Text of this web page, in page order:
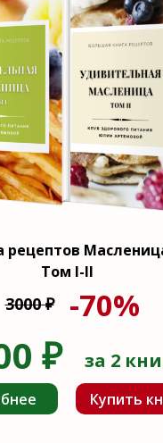
Купить
₽ за 2
рецептов
Том I-II
3000₽ -70%